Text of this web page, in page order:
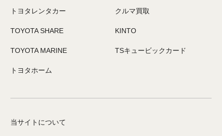
トヨタレンタカー クルマ買取
TOYOTA SHARE KINTO
TOYOTA MARINE TSキュービックカード
トヨタホーム
当サイトについて